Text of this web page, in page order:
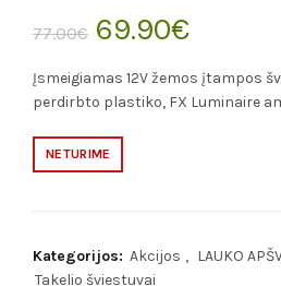
77.00€ Original
price
77.00€.
69.90€Current
price
Įsmeigiamas 12V žemos įtampos
perdirbto plastiko, FX Luminaire
NETURIME
Kategorijos: Akcijos , LAUKO
Takelio šviestuvai